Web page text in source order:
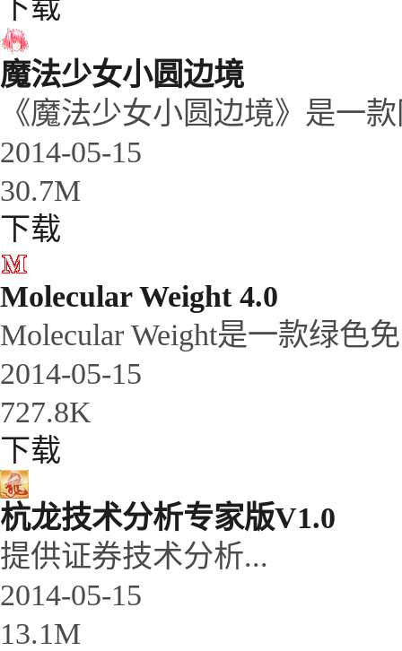
下载
魔法少女小圆边境
《魔法少女小圆边境》是一
2014-05-15
30.7M
下载
Molecular Weight 4.0
Molecular Weight是一款绿色
2014-05-15
727.8K
下载
杭龙技术分析专家版V1.0
提供证券技术分析...
2014-05-15
13.1M